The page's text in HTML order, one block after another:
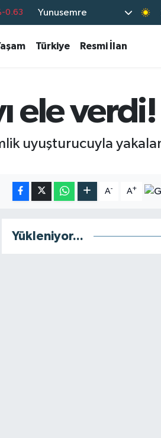
0.63
%70
Yunusemre
Türkiye Resmi İlan
ele verdi!
uyuşturucuyla
A- A+
Yükleniyor...